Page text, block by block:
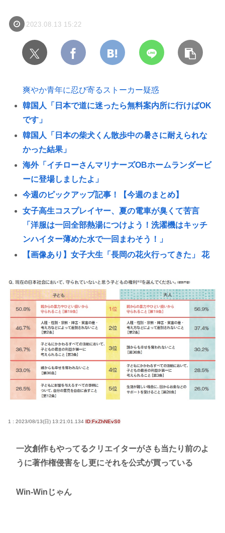
2023.08.13 15:22
爽やか青年に忍び寄るストーカー疑惑
韓国人「日本で道に迷ったら無料案内所に行けばOK
です」
韓国人「日本の柴犬くん散歩中の暑さに耐えられな
かった結果」
海外「イチローさんマリナーズOBホームランダービ
ーに登場しましたよ」
今週のピックアップ記事！【今週のまとめ】
女子高生コスプレイヤー、夏の電車が臭くて苦言
「洋服は一回全部熱湯につけよう！洗濯機はキッチ
ンハイター薄めた水で一回まわそう！」
【画像あり】女子大生「長岡の花火行ってきた」 花
29歳バンドマン俺、もうどうやったらバズるのかわ
からん
はっきり言って高卒や中卒よりも、いい歳して独身
のほうが恥ずかしいよな🤔
ラジコンのキングタイガーでスズメバチの巣に突撃
「ハチからしたら突然ドイツ戦車が家に来るんだ
ぞ」【海外
B’zって急に消えたよな
サイン入りドラム・スティックをプレゼントw
かされる「女神の加護を受けしママのサーガ」3巻 今
ガチで “ママ” ブーム来てるよな
【高市動画】こういうオスガキってどうやったら産
1 : 2023/08/13(日) 13:21:01.134 ID:FxZhNEvS0
一次創作もやってるクリエイターがさも当たり前のよ
うに著作権侵害をし更にそれを公式が買っている
Win-Winじゃん